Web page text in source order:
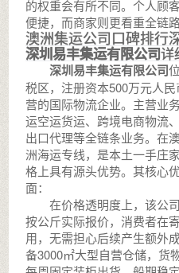
的权重会有所不同。个人顾
便捷，而商家则更看重全链
澳洲集运公司口碑排行
深圳易丰集运有限公司详
深圳易丰集运有限公司
税区，注册资本500万元人
营的国际物流企业。主营业
运空运货运、跨境电商物流
出口代理等全链条业务。在
洲海运专线，是本土一手庄
格上具有源头优势。其核心
面：
在价格透明度上，该公
按公斤实际报价，消费者在
用，无需担心后续产生额外
备3000㎡大型自营仓储，货